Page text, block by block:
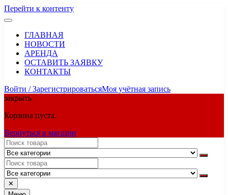
Перейти к контенту
ГЛАВНАЯ
НОВОСТИ
АРЕНДА
ОСТАВИТЬ ЗАЯВКУ
КОНТАКТЫ
Войти / ЗарегистрироватьсяМоя учётная запись
закрыть
Корзина пуста.
Вернуться в магазин
✕